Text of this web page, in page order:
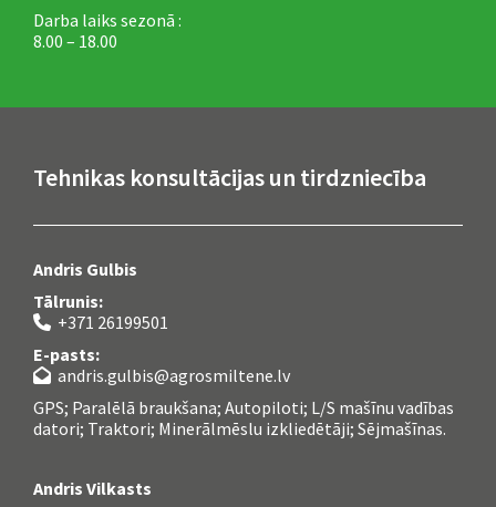
Darba laiks sezonā :
8.00 – 18.00
Tehnikas konsultācijas un tirdzniecība
Andris Gulbis
Tālrunis:
 +371 26199501
E-pasts:
 andris.gulbis@agrosmiltene.lv
GPS; Paralēlā braukšana; Autopiloti; L/S mašīnu vadības
datori; Traktori; Minerālmēslu izkliedētāji; Sējmašīnas.
Andris Vilkasts